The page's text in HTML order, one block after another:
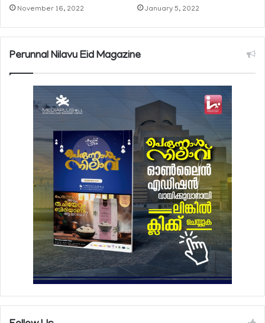
November 16, 2022 January 5, 2022
Perunnal Nilavu Eid Magazine